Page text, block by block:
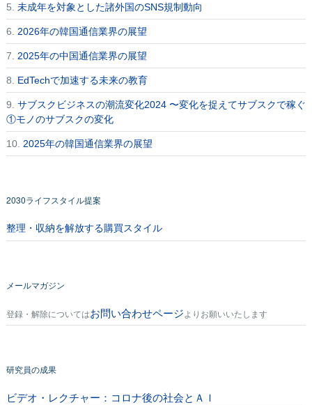
5. 未成年を対象とした諸外国のSNS規制動向
6. 2026年の韓国通信業界の展望
7. 2025年の中国通信業界の展望
8. EdTechで加速する未来の教育
9. サブスクビジネスの潮流変化2024 〜変化を捉えてサブスクで稼ぐ
①モノのサブスクの変化
10. 2025年の韓国通信業界の展望
2030ライフスタイル提案
整理・収納を解放する購買スタイル
メールマガジン
登録・解除についてはお問い合わせページよりお願いいたします
研究員の成果
ビデオ・レクチャー：コロナ後の社会とＡＩ